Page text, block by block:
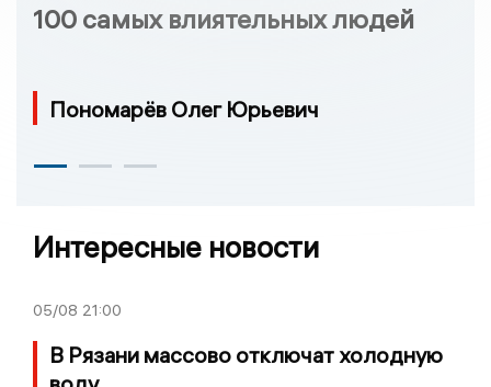
100 самых влиятельных людей
Пономарёв Олег Юрьевич
Интересные новости
05/08 21:00
В Рязани массово отключат холодную